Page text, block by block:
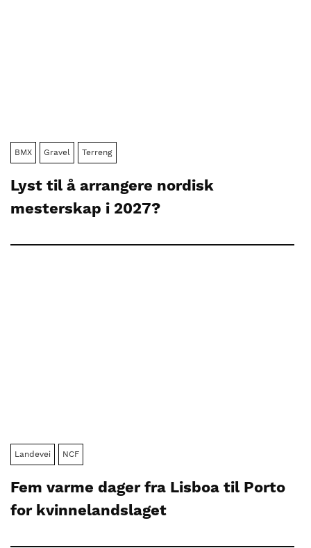
BMX Gravel Terreng
Lyst til å arrangere nordisk
mesterskap i 2027?
Landevei NCF
Fem varme dager fra Lisboa til Porto
for kvinnelandslaget